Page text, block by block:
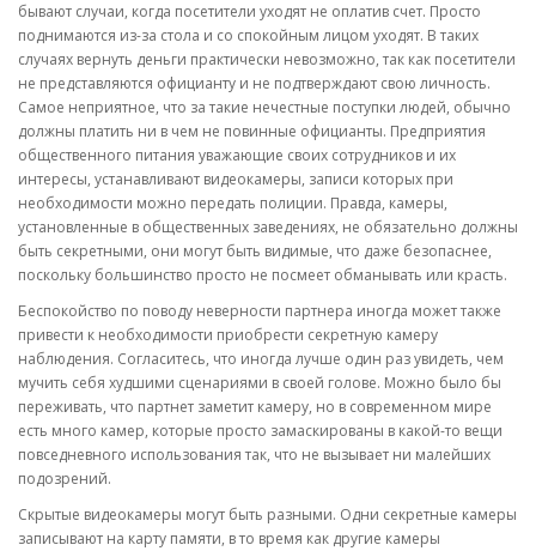
бывают случаи, когда посетители уходят не оплатив счет. Просто
поднимаются из-за стола и со спокойным лицом уходят. В таких
случаях вернуть деньги практически невозможно, так как посетители
не представляются официанту и не подтверждают свою личность.
Самое неприятное, что за такие нечестные поступки людей, обычно
должны платить ни в чем не повинные официанты. Предприятия
общественного питания уважающие своих сотрудников и их
интересы, устанавливают видеокамеры, записи которых при
необходимости можно передать полиции. Правда, камеры,
установленные в общественных заведениях, не обязательно должны
быть секретными, они могут быть видимые, что даже безопаснее,
поскольку большинство просто не посмеет обманывать или красть.
Беспокойство по поводу неверности партнера иногда может также
привести к необходимости приобрести секретную камеру
наблюдения. Согласитесь, что иногда лучше один раз увидеть, чем
мучить себя худшими сценариями в своей голове. Можно было бы
переживать, что партнет заметит камеру, но в современном мире
есть много камер, которые просто замаскированы в какой-то вещи
повседневного использования так, что не вызывает ни малейших
подозрений.
Скрытые видеокамеры могут быть разными. Одни секретные камеры
записывают на карту памяти, в то время как другие камеры